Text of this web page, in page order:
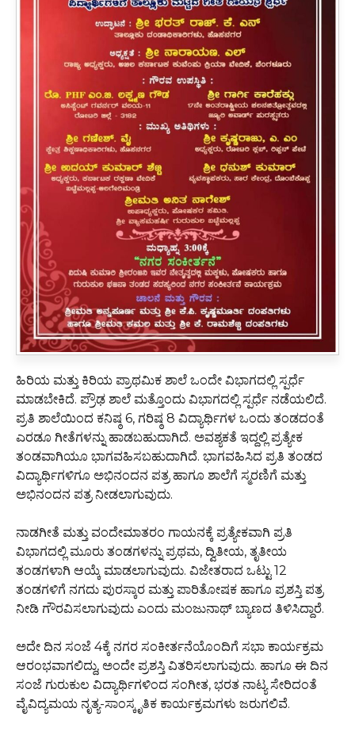
ಹಿರಿಯ ಮತ್ತು ಕಿರಿಯ ಪ್ರಾಥಮಿಕ ಶಾಲೆ ಒಂದೇ ವಿಭಾಗದಲ್ಲಿ ಸ್ಪರ್ಧೆ
ಮಾಡಬೇಕಿದೆ. ಪ್ರೌಢ ಶಾಲೆ ಮತ್ತೊಂದು ವಿಭಾಗದಲ್ಲಿ ಸ್ಪರ್ಧೆ ನಡೆಯಲಿದೆ.
ಪ್ರತಿ ಶಾಲೆಯಿಂದ ಕನಿಷ್ಠ 6, ಗರಿಷ್ಠ 8 ವಿದ್ಯಾರ್ಥಿಗಳ ಒಂದು ತಂಡದಂತೆ
ಎರಡೂ ಗೀತೆಗಳನ್ನು ಹಾಡಬಹುದಾಗಿದೆ. ಅವಶ್ಯಕತೆ ಇದ್ದಲ್ಲಿ ಪ್ರತ್ಯೇಕ
ತಂಡವಾಗಿಯೂ ಭಾಗವಹಿಸಬಹುದಾಗಿದೆ. ಭಾಗವಹಿಸಿದ ಪ್ರತಿ ತಂಡದ
ವಿದ್ಯಾರ್ಥಿಗಳಿಗೂ ಅಭಿನಂದನ ಪತ್ರ ಹಾಗೂ ಶಾಲೆಗೆ ಸ್ಮರಣಿಗೆ ಮತ್ತು
ಅಭಿನಂದನ ಪತ್ರ ನೀಡಲಾಗುವುದು.
ನಾಡಗೀತೆ ಮತ್ತು ವಂದೇಮಾತರಂ ಗಾಯನಕ್ಕೆ ಪ್ರತ್ಯೇಕವಾಗಿ ಪ್ರತಿ
ವಿಭಾಗದಲ್ಲಿ ಮೂರು ತಂಡಗಳನ್ನು ಪ್ರಥಮ, ದ್ವಿತೀಯ, ತೃತೀಯ
ತಂಡಗಳಾಗಿ ಆಯ್ಕೆ ಮಾಡಲಾಗುವುದು. ವಿಜೇತರಾದ ಒಟ್ಟು 12
ತಂಡಗಳಿಗೆ ನಗದು ಪುರಸ್ಕಾರ ಮತ್ತು ಪಾರಿತೋಷಕ ಹಾಗೂ ಪ್ರಶಸ್ತಿ ಪತ್ರ
ನೀಡಿ ಗೌರವಿಸಲಾಗುವುದು ಎಂದು ಮಂಜುನಾಥ್ ಬ್ಯಾಣದ ತಿಳಿಸಿದ್ದಾರೆ.
ಅದೇ ದಿನ ಸಂಜೆ 4ಕ್ಕೆ ನಗರ ಸಂಕೀರ್ತನೆಯೊಂದಿಗೆ ಸಭಾ ಕಾರ್ಯಕ್ರಮ
ಆರಂಭವಾಗಲಿದ್ದು, ಅಂದೇ ಪ್ರಶಸ್ತಿ ವಿತರಿಸಲಾಗುವುದು. ಹಾಗೂ ಈ ದಿನ
ಸಂಜೆ ಗುರುಕುಲ ವಿದ್ಯಾರ್ಥಿಗಳಿಂದ ಸಂಗೀತ, ಭರತ ನಾಟ್ಯ ಸೇರಿದಂತೆ
ವೈವಿದ್ಯಮಯ ನೃತ್ಯ-ಸಾಂಸ್ಕೃತಿಕ ಕಾರ್ಯಕ್ರಮಗಳು ಜರುಗಲಿವೆ.